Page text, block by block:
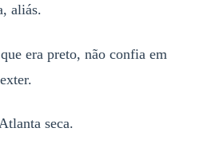
aliás.
era preto, não confia em
seca.